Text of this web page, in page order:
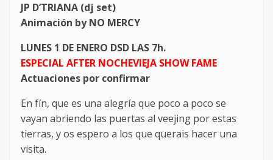
JP D’TRIANA (dj set)
Animación by NO MERCY
LUNES 1 DE ENERO DSD LAS 7h.
ESPECIAL AFTER NOCHEVIEJA SHOW FAME
Actuaciones por confirmar
En fín, que es una alegría que poco a poco se
vayan abriendo las puertas al veejing por estas
tierras, y os espero a los que querais hacer una
visita.